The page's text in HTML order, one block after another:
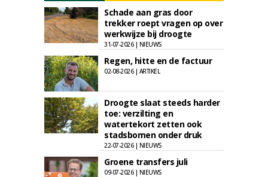
Schade aan gras door
trekker roept vragen op over
werkwijze bij droogte
31-07-2026 | NIEUWS
Regen, hitte en de factuur
02-08-2026 | ARTIKEL
Droogte slaat steeds harder
toe: verzilting en
watertekort zetten ook
stadsbomen onder druk
22-07-2026 | NIEUWS
Groene transfers juli
09-07-2026 | NIEUWS